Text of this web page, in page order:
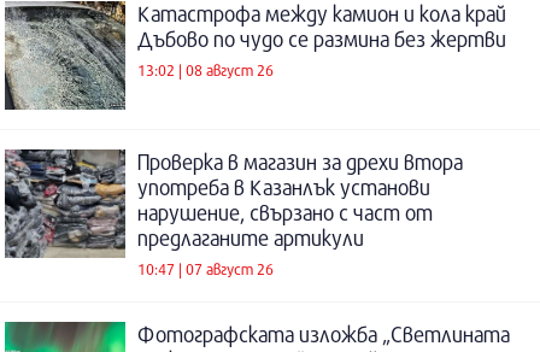
Катастрофа между камион и кола край
Дъбово по чудо се размина без жертви
13:02 | 08 август 26
Проверка в магазин за дрехи втора
употреба в Казанлък установи
нарушение, свързано с част от
предлаганите артикули
10:47 | 07 август 26
Фотографската изложба „Светлината